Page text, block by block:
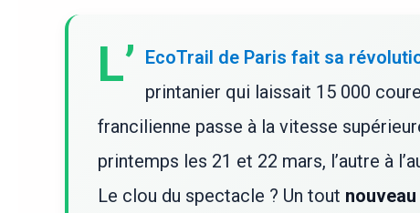
L’ EcoTrail de Paris fait sa
printanier qui laissait 15 000
francilienne passe à la vitesse
printemps les 21 et 22 mars, l’autre à
Le clou du spectacle ? Un tout